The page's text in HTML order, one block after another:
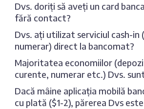
Dvs. doriți să aveți un card
fără contact?
Dvs. ați utilizat serviciul cash-in
numerar) direct la bancomat?
Majoritatea economiilor
curente, numerar etc.) Dvs.
Dacă mâine aplicația mobilă
cu plată ($1-2), părerea Dvs